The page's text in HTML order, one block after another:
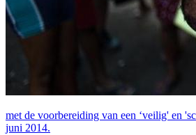
met de voorbereiding van een ‘veilig' en
juni 2014.